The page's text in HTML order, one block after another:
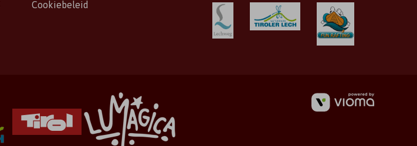
Cookiebeleid